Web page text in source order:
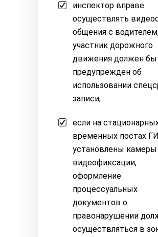
инспектор вправе
осуществлять
общения с
участник дорожного
движения должен
предупрежден об
использовании
записи;
если на
временных постах
установлены камеры
видеофиксации,
оформление
процессуальных
документов о
правонарушении
осуществляться в